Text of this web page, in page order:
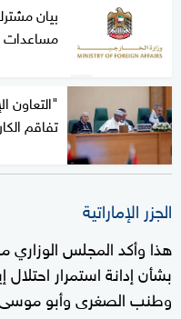
بيان
مساعدات
"التعاون
تفاقم
الجزر الإماراتية
هذا وأكد المجلس الوزاري
بشأن إدانة استمرار
وطنب الصغرى وأبو موسى)